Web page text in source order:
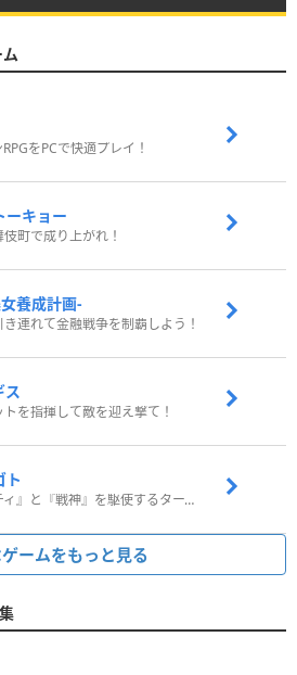
をPCで快適プレイ！
ーキョー
町で成り上がれ！
養成計画-
連れて金融戦争を制覇しよう！
ス
を指揮して敵を迎え撃て！
ト
武器の『アビリティ』と『戦神』を駆使するターン制コマンドバトルRPG！
ゲームをもっと見る